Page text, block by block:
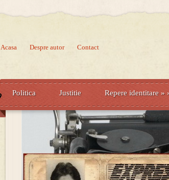
Acasa Despre autor Contact
Politica Justitie Repere identitare »